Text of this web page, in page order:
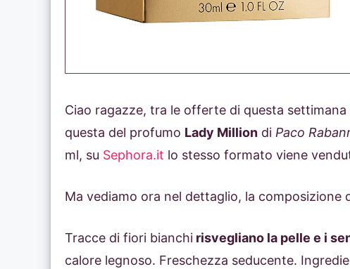
Ciao ragazze, tra le offerte di questa
questa del profumo Lady Million di Paco
ml, su Sephora.it lo stesso formato viene
Ma vediamo ora nel dettaglio, la composizione
Tracce di fiori bianchi risvegliano la pelle e i
calore legnoso. Freschezza seducente.